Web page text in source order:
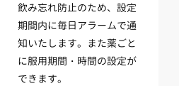
飲み忘れ防止のため、設定
期間内に毎日アラームで通
知いたします。また薬ごと
に服用期間・時間の設定が
できます。